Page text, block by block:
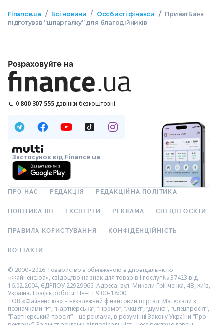
Finance.ua / Всі новини / Особисті фінанси /
ПриватБанк
підготував “шпаргалку” для благодійників
Розраховуйте на
0 800 307 555 дзвінки безкоштовні
Застосунок від Finance.ua
ПРО НАС РЕДАКЦІЯ РЕДАКЦІЙНА ПОЛІТИКА
ПОЛІТИКА ШІ ЕКСПЕРТИ РЕКЛАМА СПЕЦПРОЄКТИ
ПРАВИЛА КОРИСТУВАННЯ КОНФІДЕНЦІЙНІСТЬ
КОНТАКТИ
© 2000–2026 Товариство з обмеженою відповідальністю
«Файненс.юа», свідоцтво на знак для товарів і послуг № 37423 від
16.02.2004, ЄДРПОУ 22929966. Адреса: вул. Миколи Грінченка, 4В, Київ,
Україна. Графік роботи: Пн–Пт 9:00–18:00.
ТОВ «Файненс.юа» – незалежний фінансовий портал. Матеріали з
позначками “Р”, “Партнерська”, “Промо”, “Акція”, “Думка”, “Спецпроєкт”,
“Партнерський проєкт” – це реклама, в розумінні Закону України “Про